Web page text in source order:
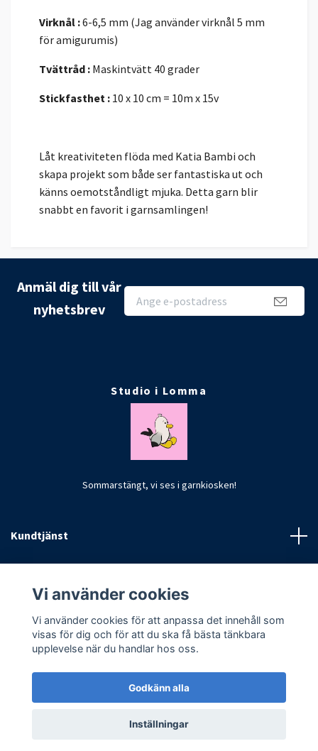
Virknål :6-6,5 mm (Jag använder virknål 5 mm
för amigurumis)
Tvättråd : Maskintvätt 40 grader
Stickfasthet : 10 x 10 cm = 10m x 15v
Låt kreativiteten flöda med Katia Bambi och
skapa projekt som både ser fantastiska ut och
känns oemotståndligt mjuka. Detta garn blir
snabbt en favorit i garnsamlingen!
Anmäl dig till vår
nyhetsbrev
Studio i Lomma
Sommarstängt, vi ses i garnkiosken!
Kundtjänst
© 2026 CrochetByKim
Vi använder cookies
Vi använder cookies för att anpassa det innehåll som
visas för dig och för att du ska få bästa tänkbara
upplevelse när du handlar hos oss.
Godkänn alla
Inställningar